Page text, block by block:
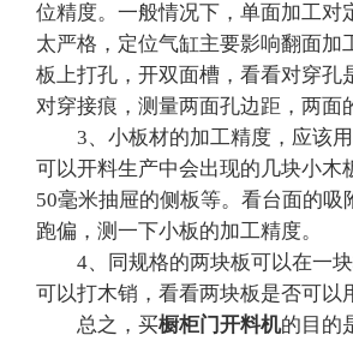
位精度。一般情况下，单面加工对
太严格，定位气缸主要影响翻面加
板上打孔，开双面槽，看看对穿孔
对穿接痕，测量两面孔边距，两面
3、小板材的加工精度，应该用
可以开料生产中会出现的几块小木
50毫米抽屉的侧板等。看台面的吸
跑偏，测一下小板的加工精度。
4、同规格的两块板可以在一块
可以打木销，看看两块板是否可以
总之，买橱柜门开料机的目的